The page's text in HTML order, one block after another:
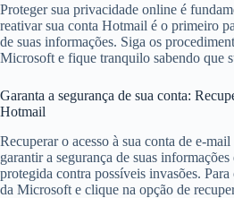
Proteger sua privacidade online é
reativar sua conta Hotmail é o primeiro
de suas informações. Siga os
Microsoft e fique tranquilo sabendo que
Garanta a segurança de sua conta:
Hotmail
Recuperar o acesso à sua conta de e-
garantir a segurança de suas
protegida contra possíveis invasões.
da Microsoft e clique na opção de